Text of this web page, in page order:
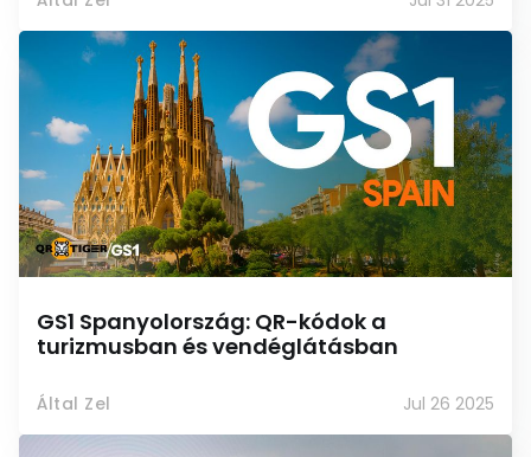
GS1 Spanyolország: QR-kódok a
turizmusban és vendéglátásban
Által Zel Jul 26 2025